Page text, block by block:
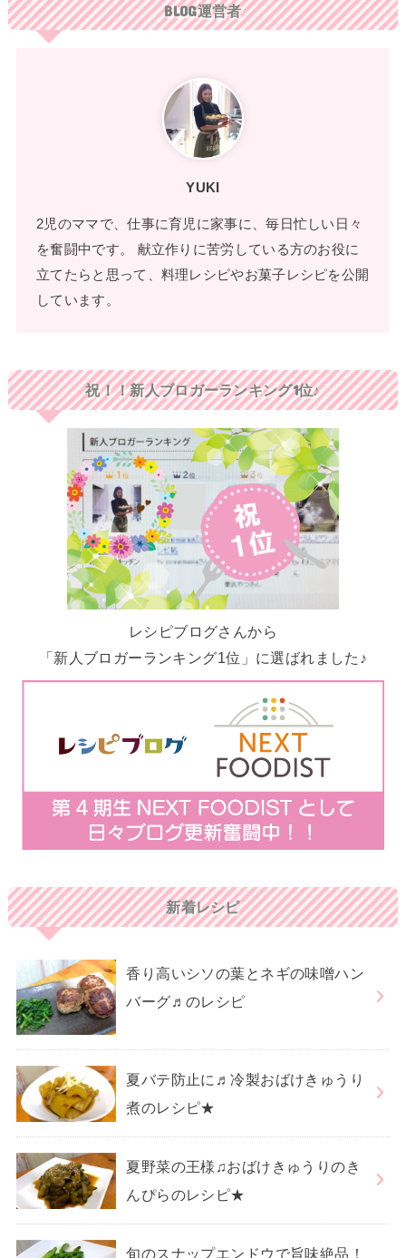
BLOG運営者
YUKI
2児のママで、仕事に育児に家事に、毎日忙しい日々
を奮闘中です。 献立作りに苦労している方のお役に
立てたらと思って、料理レシピやお菓子レシピを公開
しています。
祝！！新人ブロガーランキング1位♪
レシピブログさんから
「新人ブロガーランキング1位」に選ばれました♪
新着レシピ
香り高いシソの葉とネギの味噌ハン
バーグ♬のレシピ
夏バテ防止に♬冷製おばけきゅうり
煮のレシピ★
夏野菜の王様♫おばけきゅうりのき
んぴらのレシピ★
旬のスナップエンドウで旨味絶品！